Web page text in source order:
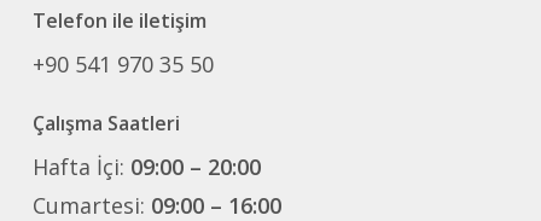
Telefon ile iletişim
+90 541 970 35 50
Çalışma Saatleri
Hafta İçi: 09:00 – 20:00
Cumartesi: 09:00 – 16:00